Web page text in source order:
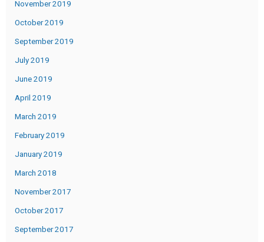
November 2019
October 2019
September 2019
July 2019
June 2019
April 2019
March 2019
February 2019
January 2019
March 2018
November 2017
October 2017
September 2017